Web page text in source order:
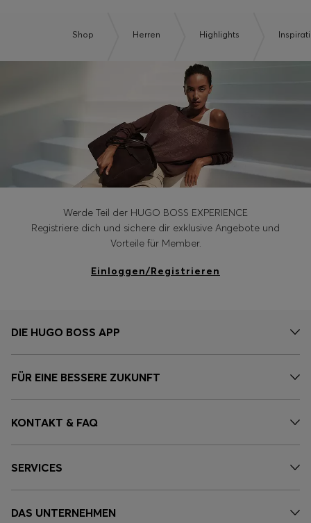
Shop Herren Highlights
Werde Teil der HUGO BOSS EXPERIENCE
Registriere dich und sichere dir exklusive Angebote und
Vorteile für Member.
Einloggen/Registrieren
DIE HUGO BOSS APP
FÜR EINE BESSERE ZUKUNFT
KONTAKT & FAQ
SERVICES
DAS UNTERNEHMEN